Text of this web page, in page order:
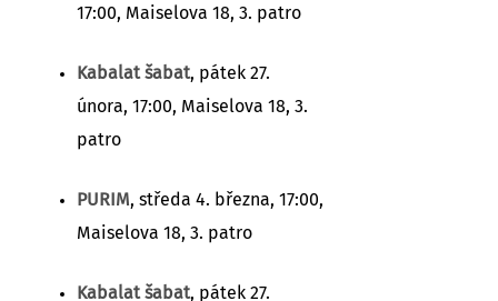
17:00, Maiselova 18, 3. patro
Kabalat šabat, pátek 27.
února, 17:00, Maiselova 18, 3.
patro
PURIM, středa 4. března, 17:00,
Maiselova 18, 3. patro
Kabalat šabat, pátek 27.